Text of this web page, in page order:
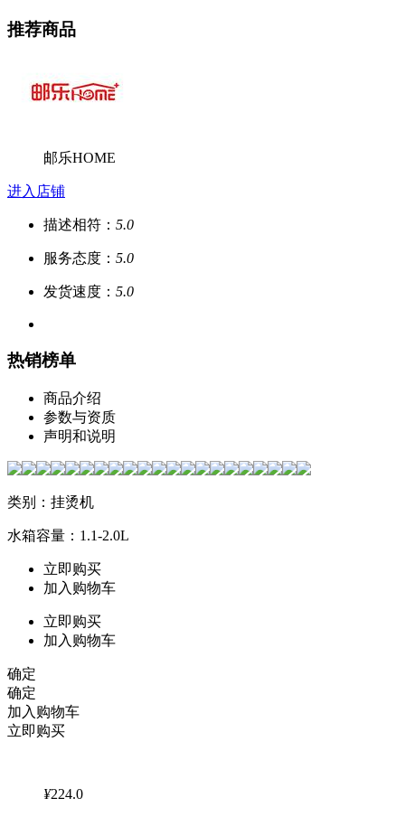
推荐商品
邮乐HOME
进入店铺
描述相符： 5.0
服务态度： 5.0
发货速度： 5.0
热销榜单
商品介绍
参数与资质
声明和说明
类别：挂烫机
水箱容量：1.1-2.0L
立即购买
加入购物车
立即购买
加入购物车
确定
确定
加入购物车
立即购买
¥224.0